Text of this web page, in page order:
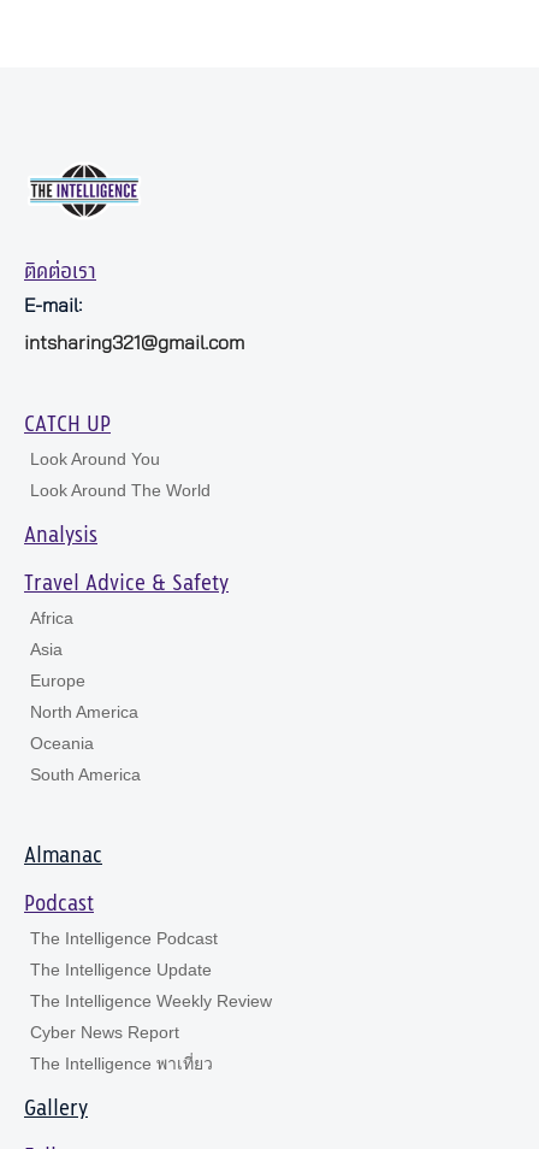
ติดต่อเรา
E-mail:
intsharing321@gmail.com
CATCH UP
Look Around You
Look Around The World
Analysis
Travel Advice & Safety
Africa
Asia
Europe
North America
Oceania
South America
Almanac
Podcast
The Intelligence Podcast
The Intelligence Update
The Intelligence Weekly Review
Cyber News Report
The Intelligence พาเที่ยว
Gallery